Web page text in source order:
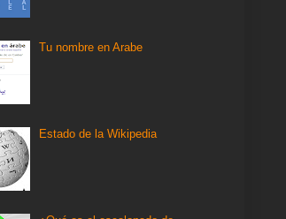
Tu nombre en Arabe
Estado de la Wikipedia